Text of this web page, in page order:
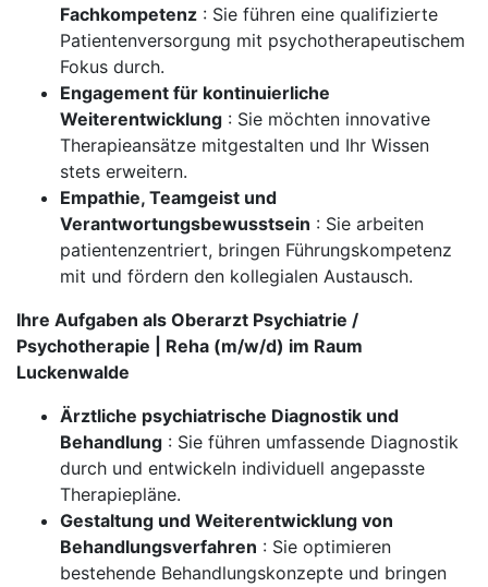
Fachkompetenz : Sie führen eine qualifizierte
Patientenversorgung mit psychotherapeutischem
Fokus durch.
Engagement für kontinuierliche
Weiterentwicklung : Sie möchten innovative
Therapieansätze mitgestalten und Ihr Wissen
stets erweitern.
Empathie, Teamgeist und
Verantwortungsbewusstsein : Sie arbeiten
patientenzentriert, bringen Führungskompetenz
mit und fördern den kollegialen Austausch.
Ihre Aufgaben als Oberarzt Psychiatrie /
Psychotherapie | Reha (m/w/d) im Raum
Luckenwalde
Ärztliche psychiatrische Diagnostik und
Behandlung : Sie führen umfassende Diagnostik
durch und entwickeln individuell angepasste
Therapiepläne.
Gestaltung und Weiterentwicklung von
Behandlungsverfahren : Sie optimieren
bestehende Behandlungskonzepte und bringen